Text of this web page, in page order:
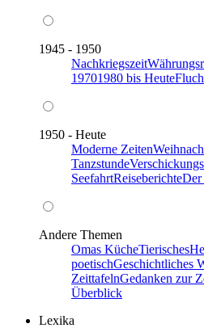
1945 - 1950
Nachkriegszeit
19701980 bis Heute
1950 - Heute
Moderne Zeiten
Tanzstunde
SeefahrtReiseberichteDer
Andere Themen
Omas KücheTierisches
poetischGeschichtliches
ZeittafelnGedanken zur
Überblick
Lexika